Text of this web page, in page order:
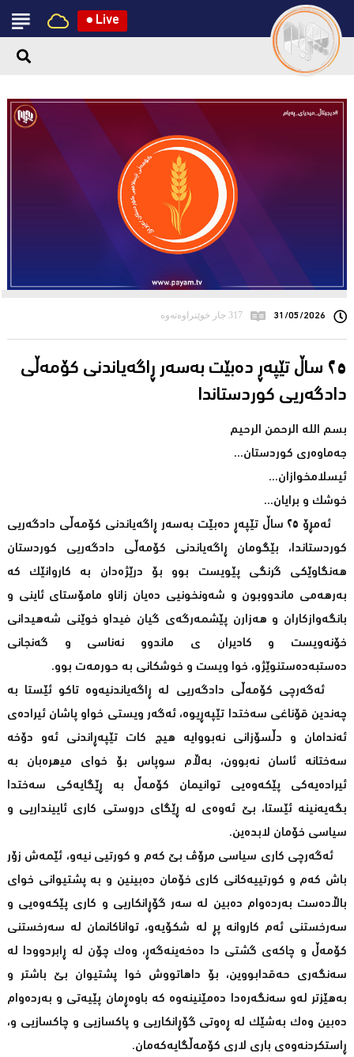
● Live
31/05/2026 317 جار خوێنراوەتەوە
٢٥ ساڵ تێپەڕ دەبێت بەسەر ڕاگەیاندنی کۆمەڵی
دادگەریی کوردستاندا
بسم الله الرحمن الرحیم
جەماوەری کوردستان...
ئیسلامخوازان...
خوشک و برایان...
ئەمڕۆ ٢٥ ساڵ تێپەڕ دەبێت بەسەر ڕاگەیاندنی کۆمەڵی دادگەریی
کوردستاندا، بێگومان ڕاگەیاندنی کۆمەڵی دادگەریی کوردستان
ھەنگاوێکی گرنگی پێویست بوو بۆ درێژەدان بە کاروانێک کە
بەرھەمی ماندووبون و شەونخونیی دەیان زاناو مامۆستای ئاینی و
بانگەوازکاران و هەزارن پێشمەرگەی گیان فیداو خوێنی شەهیدانی
خۆنەویست و کادیران ی ماندوو نەناسی و گەنجانی
دەستبەدەستنوێژو، خوا ویست و خوشکانی بە حورمەت بوو.
ئەگەرچی کۆمەڵی دادگەریی لە ڕاگەیاندنیەوە تاکو ئێستا بە
چەندین قۆناغی سەختدا تێپەڕیوە، ئەگەر ویستی خواو پاشان ئیرادەی
ئەندامان و دڵسۆزانی نەبووایە ھیچ کات تێپەڕاندنی ئەو دۆخە
سەختانە ئاسان نەبوون، بەڵام سوپاس بۆ خوای میھرەبان بە
ئیرادەیەکی پێکەوەیی توانیمان کۆمەڵ بە ڕێگایەکی سەختدا
بگەیەنینە ئێستا، بێ ئەوەی لە ڕێگای دروستی کاری ئایینداریی و
سیاسی خۆمان لابدەین.
ئەگەرچی کاری سیاسی مرۆڤ بێ کەم و کورتیی نیەو، ئێمەش زۆر
باش کەم و کورتییەکانی کاری خۆمان دەبینین و بە پشتیوانی خوای
باڵادەست بەردەوام دەبین لە سەر گۆڕانکاریی و کاری پێکەوەیی و
سەرخستنی ئەم کاروانە پڕ لە شکۆیەو، تواناکانمان لە سەرخستنی
کۆمەڵ و چاکەی گشتی دا دەخەینەگەڕ، وەک چۆن لە ڕابردوودا لە
سەنگەری حەقدابووین، بۆ داھاتووش خوا پشتیوان بێ باشتر و
بەھێزتر لەو سەنگەرەدا دەمێنینەوە کە باوەڕمان پێیەتی و بەردەوام
دەبین وەک بەشێک لە ڕەوتی گۆڕانکاریی و پاکسازیی و چاکسازیی و،
ڕاستکردنەوەی باری لاری کۆمەڵگایەکەمان.